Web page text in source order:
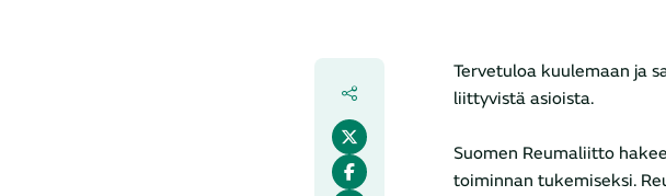
Tervetuloa kuulemaan ja
liittyvistä asioista.
Suomen Reumaliitto
toiminnan tukemiseksi.